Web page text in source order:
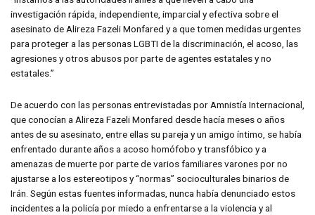
investigación rápida, independiente, imparcial y efectiva sobre el
asesinato de Alireza Fazeli Monfared y a que tomen medidas urgentes
para proteger a las personas LGBTI de la discriminación, el acoso, las
agresiones y otros abusos por parte de agentes estatales y no
estatales.”
De acuerdo con las personas entrevistadas por Amnistía Internacional,
que conocían a Alireza Fazeli Monfared desde hacía meses o años
antes de su asesinato, entre ellas su pareja y un amigo íntimo, se había
enfrentado durante años a acoso homófobo y transfóbico y a
amenazas de muerte por parte de varios familiares varones por no
ajustarse a los estereotipos y “normas” socioculturales binarios de
Irán. Según estas fuentes informadas, nunca había denunciado estos
incidentes a la policía por miedo a enfrentarse a la violencia y al